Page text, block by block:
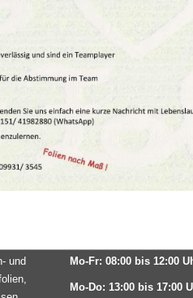
und
Mo-Fr: 08:00 bis 12:00
Mo-Do: 13:00 bis 17:00